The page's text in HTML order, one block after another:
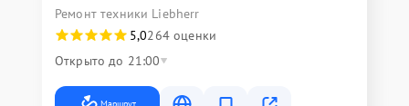
Ремонт техники Liebherr
5,0264 оценки
Открыто до 21:00